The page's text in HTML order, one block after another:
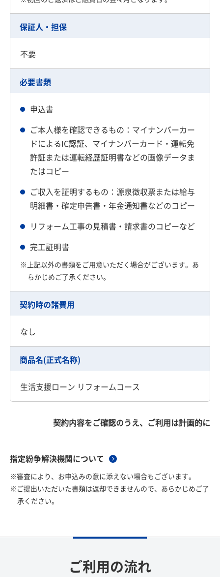
保証人・担保
不要
必要書類
申込書
ご本人様を確認できるもの：マイナンバーカー
ドによるIC認証、マイナンバーカード・運転免
許証または運転経歴証明書などの画像データま
たはコピー
ご収入を証明するもの：源泉徴収票または給与
明細書・確定申告書・年金通知書などのコピー
リフォーム工事の見積書・請求書のコピーなど
完工証明書
※上記以外の書類をご用意いただく場合がございます。あ
らかじめご了承ください。
契約時の諸費用
なし
商品名(正式名称)
生活支援ローン リフォームコース
契約内容をご確認のうえ、ご利用は計画的に
指定紛争解決機関について
※審査により、お申込みの意に添えない場合もございます。
※ご提出いただいた書類は返却できませんので、あらかじめご了
承ください。
ご利用の流れ